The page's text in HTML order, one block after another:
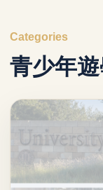
Categories
青少年